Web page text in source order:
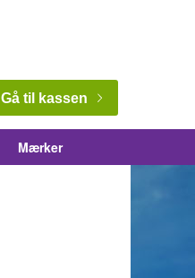
Gå til kassen
Mærker